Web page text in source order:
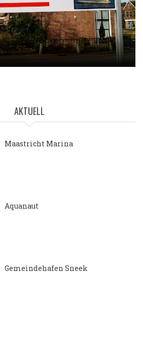
AKTUELL
Maastricht Marina
Aquanaut
Gemeindehafen Sneek